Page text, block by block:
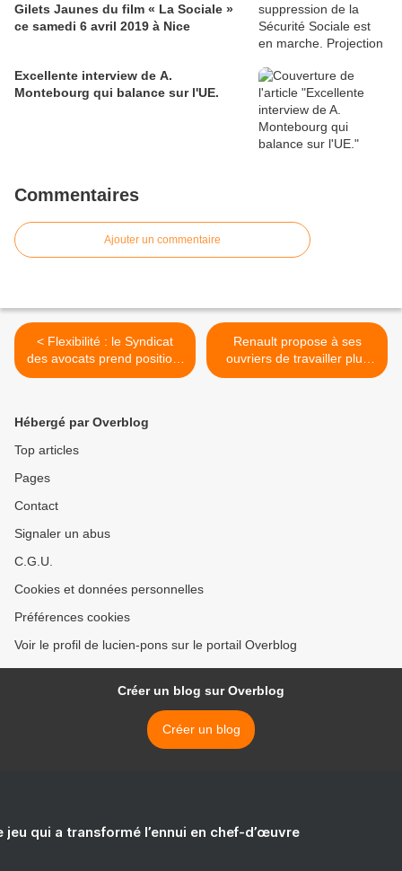
Gilets Jaunes du film « La Sociale »
ce samedi 6 avril 2019 à Nice
Excellente interview de A.
Montebourg qui balance sur l'UE.
Commentaires
Ajouter un commentaire
< Flexibilité : le Syndicat
des avocats prend position.
Paru sur le site du Front
Renault propose à ses
ouvriers de travailler plus
pour... rien. Les accords
Hébergé par Overblog
Top articles
Pages
Contact
Signaler un abus
C.G.U.
Cookies et données personnelles
Préférences cookies
Voir le profil de lucien-pons sur le portail Overblog
Créer un blog sur Overblog
Créer un blog
jeu qui a transformé l’ennui en chef-d’œuvre